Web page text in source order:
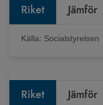
Riket Jämför
Källa: Socialstyrelsen
Riket Jämför